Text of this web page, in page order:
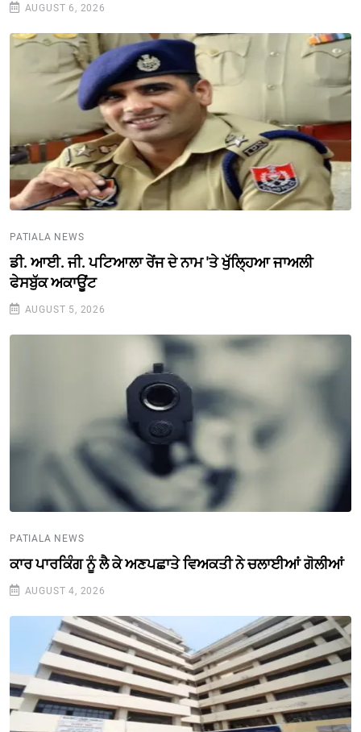
AUGUST 6, 2026
PATIALA NEWS
ਡੀ. ਆਈ. ਜੀ. ਪਟਿਆਲਾ ਰੇਂਜ ਦੇ ਨਾਮ 'ਤੇ ਖੁੱਲ੍ਹਿਆ ਜਾਅਲੀ
ਫੇਸਬੁੱਕ ਅਕਾਊਂਟ
AUGUST 5, 2026
PATIALA NEWS
ਕਾਰ ਪਾਰਕਿੰਗ ਨੂੰ ਲੈ ਕੇ ਅਣਪਛਾਤੇ ਵਿਅਕਤੀ ਨੇ ਚਲਾਈਆਂ ਗੋਲੀਆਂ
AUGUST 4, 2026